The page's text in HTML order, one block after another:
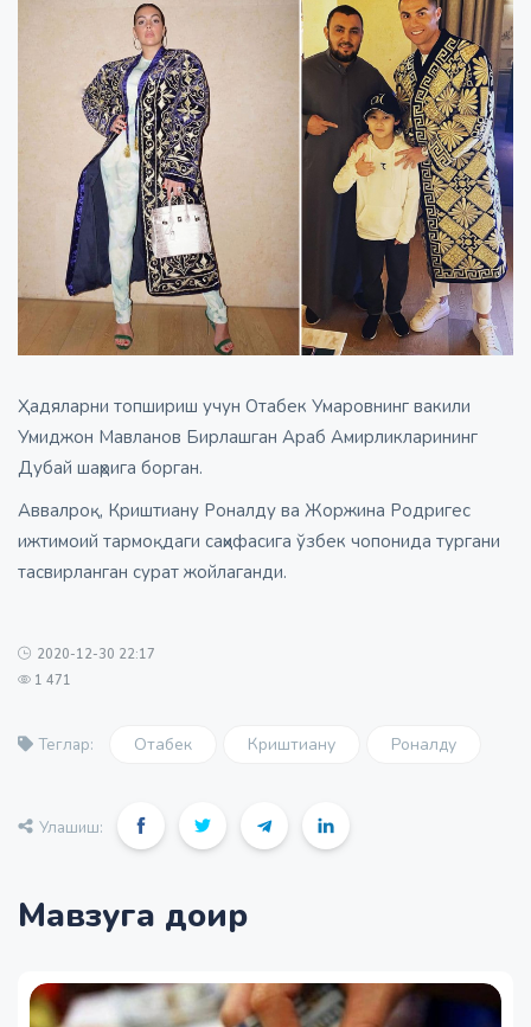
Ҳадяларни топшириш учун Отабек Умаровнинг вакили
Умиджон Мавланов Бирлашган Араб Амирликларининг
Дубай шаҳрига борган.
Аввалроқ, Криштиану Роналду ва Жоржина Родригес
ижтимоий тармоқдаги саҳифасига ўзбек чопонида тургани
тасвирланган сурат жойлаганди.
2020-12-30 22:17
1 471
Теглар: Отабек Криштиану Роналду
Улашиш:
Мавзуга доир